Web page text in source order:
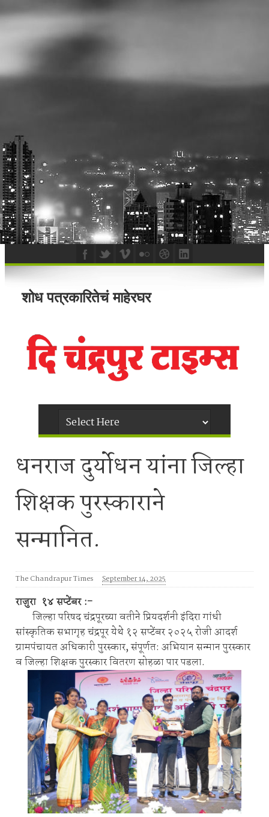
शोध पत्रकारितेचं माहेरघर
धनराज दुर्योधन यांना जिल्हा
शिक्षक पुरस्काराने
सन्मानित.
The Chandrapur Times September 14, 2025
राजुरा १४ सप्टेंबर :-
जिल्हा परिषद चंद्रपूरच्या वतीने प्रियदर्शनी इंदिरा गांधी
सांस्कृतिक सभागृह चंद्रपूर येथे १२ सप्टेंबर २०२५ रोजी आदर्श
ग्रामपंचायत अधिकारी पुरस्कार, संपूर्णत: अभियान सन्मान पुरस्कार
व जिल्हा शिक्षक पुरस्कार वितरण सोहळा पार पडला.